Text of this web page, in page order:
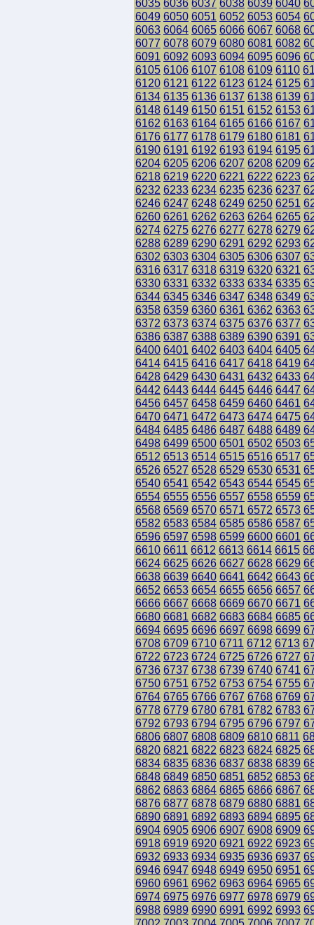
6035 6036 6037 6038 6039 6040
6049 6050 6051 6052 6053 6054
6063 6064 6065 6066 6067 6068
6077 6078 6079 6080 6081 6082
6091 6092 6093 6094 6095 6096
6105 6106 6107 6108 6109 6110
6120 6121 6122 6123 6124 6125
6134 6135 6136 6137 6138 6139
6148 6149 6150 6151 6152 6153
6162 6163 6164 6165 6166 6167
6176 6177 6178 6179 6180 6181
6190 6191 6192 6193 6194 6195
6204 6205 6206 6207 6208 6209
6218 6219 6220 6221 6222 6223
6232 6233 6234 6235 6236 6237
6246 6247 6248 6249 6250 6251
6260 6261 6262 6263 6264 6265
6274 6275 6276 6277 6278 6279
6288 6289 6290 6291 6292 6293
6302 6303 6304 6305 6306 6307
6316 6317 6318 6319 6320 6321
6330 6331 6332 6333 6334 6335
6344 6345 6346 6347 6348 6349
6358 6359 6360 6361 6362 6363
6372 6373 6374 6375 6376 6377
6386 6387 6388 6389 6390 6391
6400 6401 6402 6403 6404 6405
6414 6415 6416 6417 6418 6419
6428 6429 6430 6431 6432 6433
6442 6443 6444 6445 6446 6447
6456 6457 6458 6459 6460 6461
6470 6471 6472 6473 6474 6475
6484 6485 6486 6487 6488 6489
6498 6499 6500 6501 6502 6503
6512 6513 6514 6515 6516 6517
6526 6527 6528 6529 6530 6531
6540 6541 6542 6543 6544 6545
6554 6555 6556 6557 6558 6559
6568 6569 6570 6571 6572 6573
6582 6583 6584 6585 6586 6587
6596 6597 6598 6599 6600 6601
6610 6611 6612 6613 6614 6615
6624 6625 6626 6627 6628 6629
6638 6639 6640 6641 6642 6643
6652 6653 6654 6655 6656 6657
6666 6667 6668 6669 6670 6671
6680 6681 6682 6683 6684 6685
6694 6695 6696 6697 6698 6699
6708 6709 6710 6711 6712 6713
6722 6723 6724 6725 6726 6727
6736 6737 6738 6739 6740 6741
6750 6751 6752 6753 6754 6755
6764 6765 6766 6767 6768 6769
6778 6779 6780 6781 6782 6783
6792 6793 6794 6795 6796 6797
6806 6807 6808 6809 6810 6811
6820 6821 6822 6823 6824 6825
6834 6835 6836 6837 6838 6839
6848 6849 6850 6851 6852 6853
6862 6863 6864 6865 6866 6867
6876 6877 6878 6879 6880 6881
6890 6891 6892 6893 6894 6895
6904 6905 6906 6907 6908 6909
6918 6919 6920 6921 6922 6923
6932 6933 6934 6935 6936 6937
6946 6947 6948 6949 6950 6951
6960 6961 6962 6963 6964 6965
6974 6975 6976 6977 6978 6979
6988 6989 6990 6991 6992 6993